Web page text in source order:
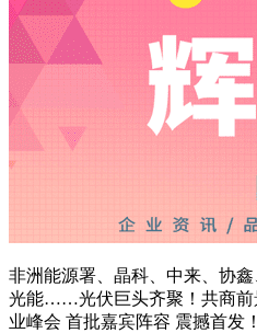
非洲能源署、晶科、中来、协
光能……光伏巨头齐聚！共商前
业峰会 首批嘉宾阵容 震撼首发